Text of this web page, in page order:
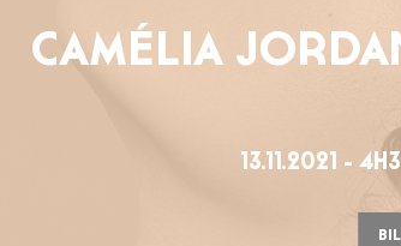
CAMÉLIA
13.11.2021 -